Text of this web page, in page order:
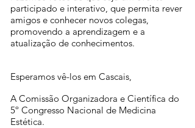
participado e interativo, que permita rever
amigos e conhecer novos colegas,
promovendo a aprendizagem e a
atualização de conhecimentos.
Esperamos vê-los em Cascais,
A Comissão Organizadora e Científica do
5º Congresso Nacional de Medicina
Estética.